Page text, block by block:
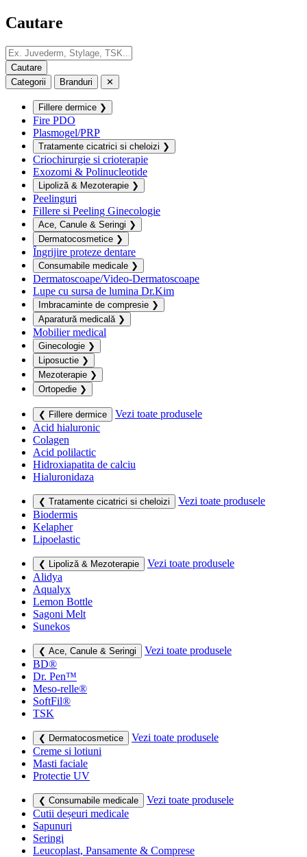
Cautare
Categorii Branduri ✕
Fillere dermice ❯
Fire PDO
Plasmogel/PRP
Tratamente cicatrici si cheloizi ❯
Criochirurgie si crioterapie
Exozomi & Polinucleotide
Lipoliză & Mezoterapie ❯
Peelinguri
Fillere si Peeling Ginecologie
Ace, Canule & Seringi ❯
Dermatocosmetice ❯
Îngrijire proteze dentare
Consumabile medicale ❯
Dermatoscoape/Video-Dermatoscoape
Lupe cu sursa de lumina Dr.Kim
Imbracaminte de compresie ❯
Aparatură medicală ❯
Mobilier medical
Ginecologie ❯
Liposuctie ❯
Mezoterapie ❯
Ortopedie ❯
❮ Fillere dermice
Vezi toate produsele
Acid hialuronic
Colagen
Acid polilactic
Hidroxiapatita de calciu
Hialuronidaza
❮ Tratamente cicatrici si cheloizi
Vezi toate produsele
Biodermis
Kelapher
Lipoelastic
❮ Lipoliză & Mezoterapie
Vezi toate produsele
Alidya
Aqualyx
Lemon Bottle
Sagoni Melt
Sunekos
❮ Ace, Canule & Seringi
Vezi toate produsele
BD®
Dr. Pen™
Meso-relle®
SoftFil®
TSK
❮ Dermatocosmetice
Vezi toate produsele
Creme si lotiuni
Masti faciale
Protectie UV
❮ Consumabile medicale
Vezi toate produsele
Cutii deșeuri medicale
Sapunuri
Seringi
Leucoplast, Pansamente & Comprese